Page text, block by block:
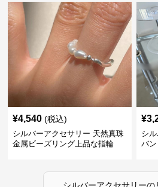
¥4,540 (税込)
シルバーアクセサリー 天然真珠
金属ビーズリング上品な指輪
¥
シ
バ